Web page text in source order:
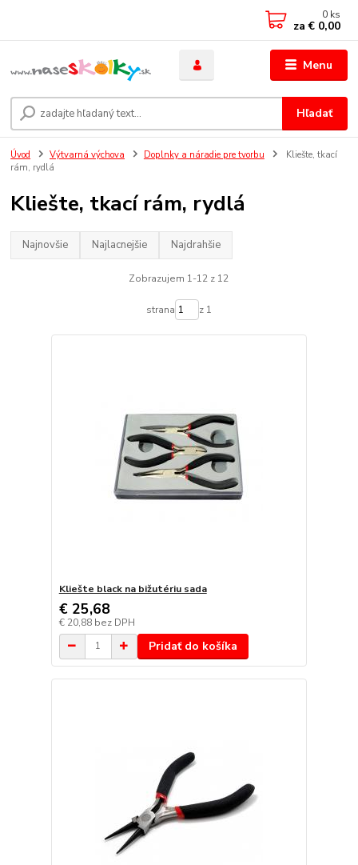
Menu
Hľadať
0 ks
za € 0,00
Úvod Výtvarná výchova Doplnky a náradie pre tvorbu
Kliešte, tkací
rám, rydlá
Kliešte, tkací rám, rydlá
Najnovšie Najlacnejšie Najdrahšie
Zobrazujem 1-12 z 12
strana z 1
Kliešte black na bižutériu sada
€ 25,68
€ 20,88 bez DPH
Pridať do košíka